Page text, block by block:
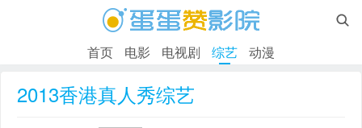

首页 电影 电视剧 综艺 动漫
2013香港真人秀综艺